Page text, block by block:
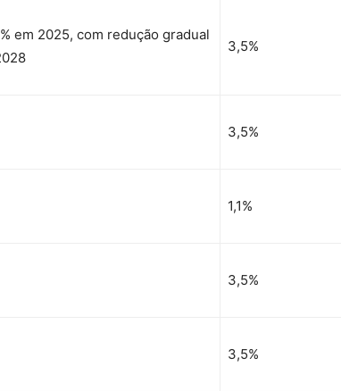
em 2025, com redução gradual
3,5%
3,5%
1,1%
3,5%
3,5%